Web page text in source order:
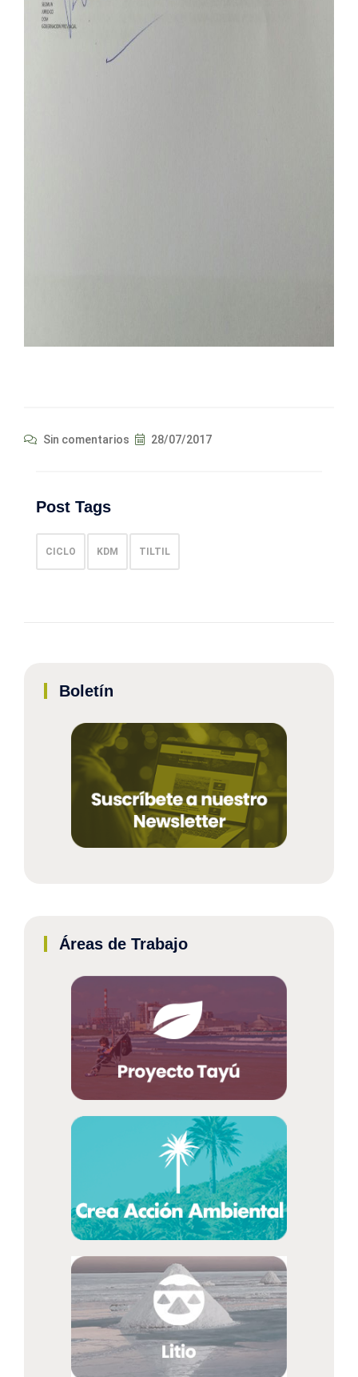
Sin comentarios 28/07/2017
Post Tags
CICLO KDM TILTIL
Boletín
Áreas de Trabajo